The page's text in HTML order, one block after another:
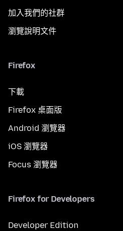
加入我們的社群
瀏覽說明文件
Firefox
下載
Firefox 桌面版
Android 瀏覽器
iOS 瀏覽器
Focus 瀏覽器
Firefox for Developers
Developer Edition